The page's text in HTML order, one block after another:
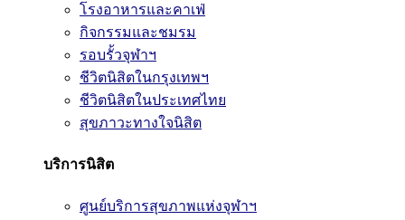
โรงอาหารและคาเฟ่
กิจกรรมและชมรม
รอบรั้วจุฬาฯ
ชีวิตนิสิตในกรุงเทพฯ
ชีวิตนิสิตในประเทศไทย
สุขภาวะทางใจนิสิต
บริการนิสิต
ศูนย์บริการสุขภาพแห่งจุฬาฯ